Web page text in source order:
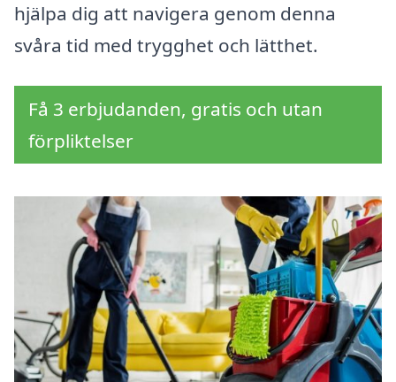
hjälpa dig att navigera genom denna
svåra tid med trygghet och lätthet.
Få 3 erbjudanden, gratis och utan
förpliktelser